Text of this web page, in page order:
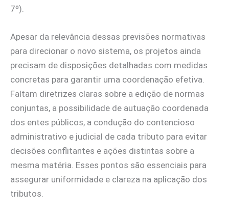
7º).
Apesar da relevância dessas previsões normativas
para direcionar o novo sistema, os projetos ainda
precisam de disposições detalhadas com medidas
concretas para garantir uma coordenação efetiva.
Faltam diretrizes claras sobre a edição de normas
conjuntas, a possibilidade de autuação coordenada
dos entes públicos, a condução do contencioso
administrativo e judicial de cada tributo para evitar
decisões conflitantes e ações distintas sobre a
mesma matéria. Esses pontos são essenciais para
assegurar uniformidade e clareza na aplicação dos
tributos.